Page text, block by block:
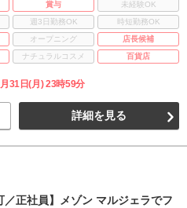
賞与
未経験OK
週3日勤務OK
時短勤務OK
オープニング
店長候補
ナチュラルコスメ 百貨店
31日(月) 23時59分
詳細を見る
／正社員】メゾン マルジェラでフ